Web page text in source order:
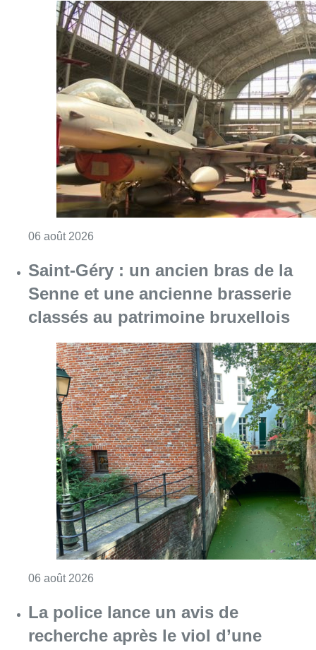
06 août 2026
Saint-Géry : un ancien bras de la
Senne et une ancienne brasserie
classés au patrimoine bruxellois
06 août 2026
La police lance un avis de
recherche après le viol d’une